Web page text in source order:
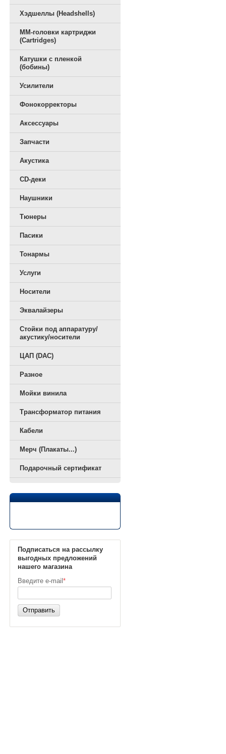
Хэдшеллы (Headshells)
ММ-головки картриджи
(Cartridges)
Катушки с пленкой
(бобины)
Усилители
Фонокорректоры
Аксессуары
Запчасти
Акустика
CD-деки
Наушники
Тюнеры
Пасики
Тонармы
Услуги
Носители
Эквалайзеры
Стойки под аппаратуру/
акустику/носители
ЦАП (DAC)
Разное
Мойки винила
Трансформатор питания
Кабели
Мерч (Плакаты...)
Подарочный сертификат
Подписаться на рассылку
выгодных предложений
нашего магазина
Введите e-mail *
Отправить